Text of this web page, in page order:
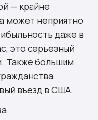
— крайне
может неприятно
даже в
это серьезный
Также большим
въезд в США.